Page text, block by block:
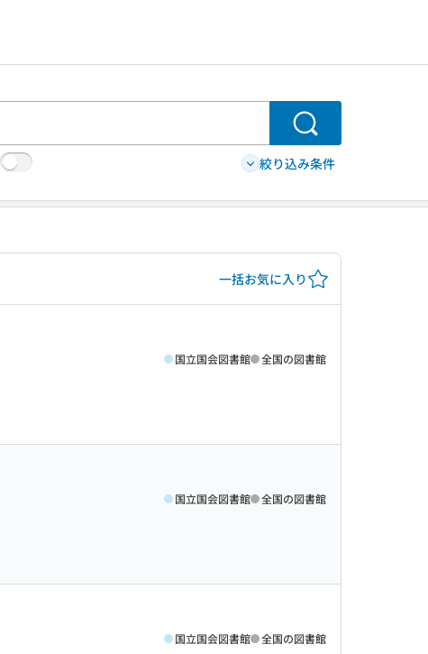
検索
絞り込み条件
一括お気に入り
国立国会図書館 全国の図書館
国立国会図書館 全国の図書館
国立国会図書館 全国の図書館